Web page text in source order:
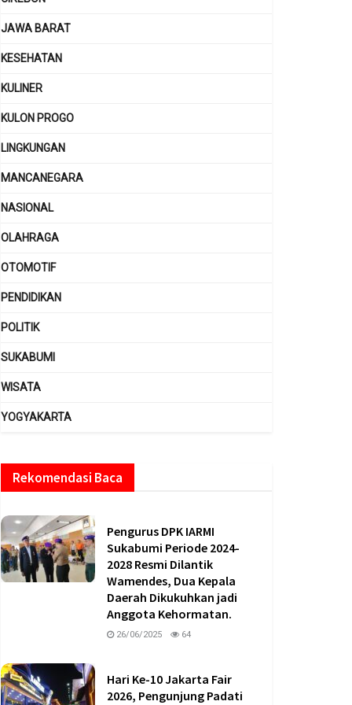
JAWA BARAT
KESEHATAN
KULINER
KULON PROGO
LINGKUNGAN
MANCANEGARA
NASIONAL
OLAHRAGA
OTOMOTIF
PENDIDIKAN
POLITIK
SUKABUMI
WISATA
YOGYAKARTA
Rekomendasi Baca
Pengurus DPK IARMI
Sukabumi Periode 2024-
2028 Resmi Dilantik
Wamendes, Dua Kepala
Daerah Dikukuhkan jadi
Anggota Kehormatan.
26/06/2025 64
Hari Ke-10 Jakarta Fair
2026, Pengunjung Padati